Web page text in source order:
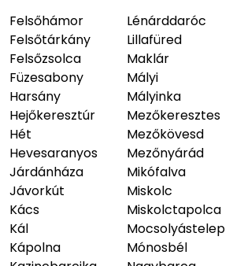
Felsőhámor
Felsőtárkány
Felsőzsolca
Füzesabony
Harsány
Hejőkeresztúr
Hét
Hevesaranyos
Járdánháza
Jávorkút
Kács
Kál
Kápolna
Lénárddaróc
Lillafüred
Maklár
Mályi
Mályinka
Mezőkeresztes
Mezőkövesd
Mezőnyárád
Mikófalva
Miskolc
Miskolctapolca
Mocsolyástelep
Mónosbél